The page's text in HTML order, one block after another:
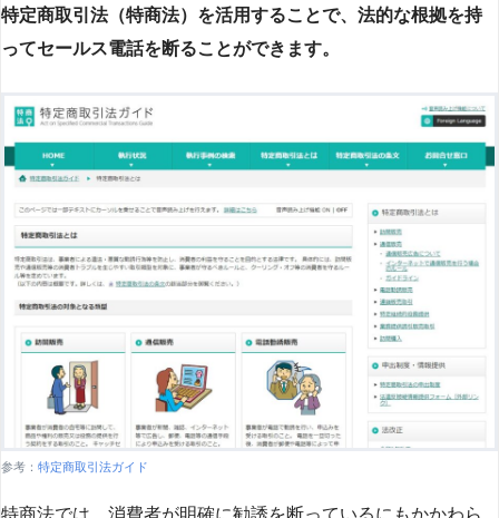
特定商取引法（特商法）を活用することで、法的な根拠を持
ってセールス電話を断ることができます。
参考： 特定商取引法ガイド